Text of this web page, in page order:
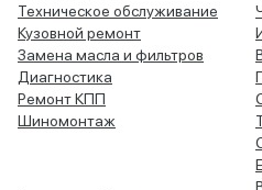
Техническое обслуживание
Кузовной ремонт
Замена масла и фильтров
Диагностика
Ремонт КПП
Шиномонтаж